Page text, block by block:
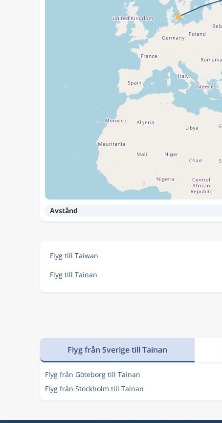
Avstånd
Flyg till Taiwan
Flyg till Tainan
Flyg från Sverige till Tainan
Flyg från Göteborg till Tainan
Flyg från Stockholm till Tainan